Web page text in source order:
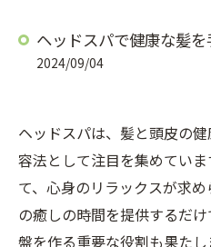
ヘッドスパで健康な髪
2024/09/04
ヘッドスパは、髪と頭皮の
容法として注目を集めてい
て、心身のリラックスが求
の癒しの時間を提供するだ
盤を作る重要な役割も果た